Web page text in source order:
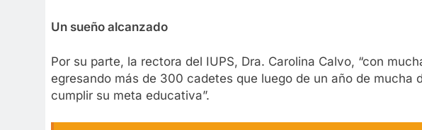
Un sueño alcanzado
Por su parte, la rectora del IUPS, Dra. Carolina Calvo, “con
egresando más de 300 cadetes que luego de un año de mucha
cumplir su meta educativa”.